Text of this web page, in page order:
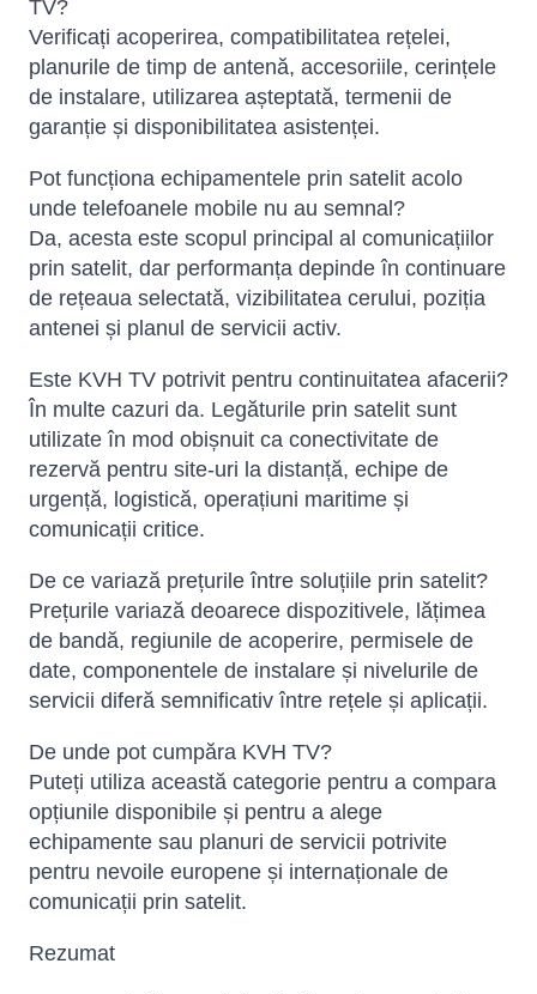
TV?
Verificați acoperirea, compatibilitatea rețelei,
planurile de timp de antenă, accesoriile, cerințele
de instalare, utilizarea așteptată, termenii de
garanție și disponibilitatea asistenței.
Pot funcționa echipamentele prin satelit acolo
unde telefoanele mobile nu au semnal?
Da, acesta este scopul principal al comunicațiilor
prin satelit, dar performanța depinde în continuare
de rețeaua selectată, vizibilitatea cerului, poziția
antenei și planul de servicii activ.
Este KVH TV potrivit pentru continuitatea afacerii?
În multe cazuri da. Legăturile prin satelit sunt
utilizate în mod obișnuit ca conectivitate de
rezervă pentru site-uri la distanță, echipe de
urgență, logistică, operațiuni maritime și
comunicații critice.
De ce variază prețurile între soluțiile prin satelit?
Prețurile variază deoarece dispozitivele, lățimea
de bandă, regiunile de acoperire, permisele de
date, componentele de instalare și nivelurile de
servicii diferă semnificativ între rețele și aplicații.
De unde pot cumpăra KVH TV?
Puteți utiliza această categorie pentru a compara
opțiunile disponibile și pentru a alege
echipamente sau planuri de servicii potrivite
pentru nevoile europene și internaționale de
comunicații prin satelit.
Rezumat